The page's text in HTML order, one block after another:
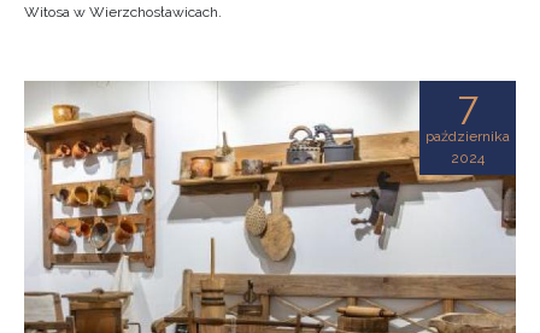
Witosa w Wierzchosławicach.
7
października
2024